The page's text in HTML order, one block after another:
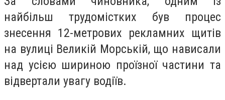
найбільш трудомістких був процес
знесення 12-метрових рекламних щитів
на вулиці Великій Морській, що нависали
над усією шириною проїзної частини та
відвертали увагу водіїв.